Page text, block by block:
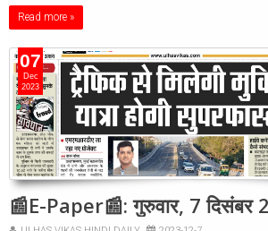
Read more »
07
Dec
2023
📰E-Paper📰: गुरुवार, 7